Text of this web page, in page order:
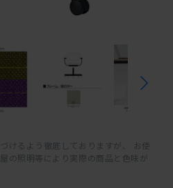
けるよう徹底しておりますが、 お使
の照明等により実際の商品と色味が